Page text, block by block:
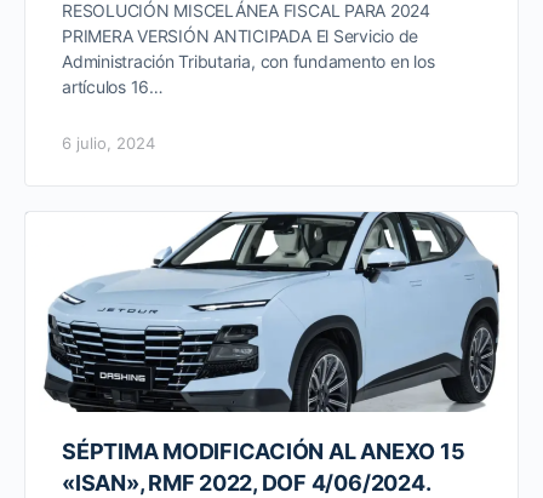
RESOLUCIÓN MISCELÁNEA FISCAL PARA 2024
PRIMERA VERSIÓN ANTICIPADA El Servicio de
Administración Tributaria, con fundamento en los
artículos 16…
6 julio, 2024
SÉPTIMA MODIFICACIÓN AL ANEXO 15
«ISAN», RMF 2022, DOF 4/06/2024.